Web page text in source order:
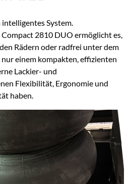
System.
2810 DUO ermöglicht es,
Rädern oder radfrei unter dem
einem kompakten, effizienten
Lackier- und
Flexibilität, Ergonomie und
haben.